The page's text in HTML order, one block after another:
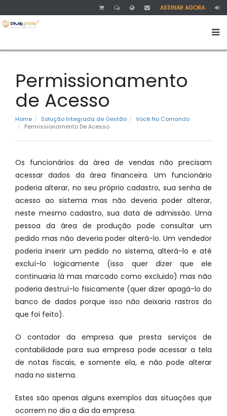
ASSINAR AGORA
Permissionamento
de Acesso
Home Solução Integrada de Gestão
Você No Comando
Permissionamento De Acesso
Os funcionários da área de vendas não precisam
acessar dados da área financeira. Um funcionário
poderia alterar, no seu próprio cadastro, sua senha de
acesso ao sistema mas não deveria poder alterar,
neste mesmo cadastro, sua data de admissão. Uma
pessoa da área de produção pode consultar um
pedido mas não deveria poder alterá-lo. Um vendedor
poderia inserir um pedido no sistema, alterá-lo e até
excluí-lo logicamente (isso quer dizer que ele
continuaria lá mas marcado como excluido) mas não
poderia destruí-lo fisicamente (quer dizer apagá-lo do
banco de dados porque isso não deixaria rastros do
que foi feito).
O contador da empresa que presta serviços de
contabilidade para sua empresa pode acessar a tela
de notas fiscais, e somente ela, e não pode alterar
nada no sistema.
Estes são apenas alguns exemplos das situações que
ocorrem no dia a dia da empresa.